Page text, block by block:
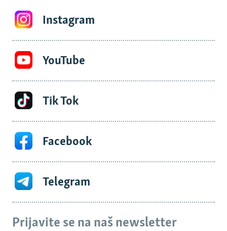
Instagram
YouTube
Tik Tok
Facebook
Telegram
Prijavite se na naš newsletter